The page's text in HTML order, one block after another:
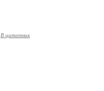
В цитатник